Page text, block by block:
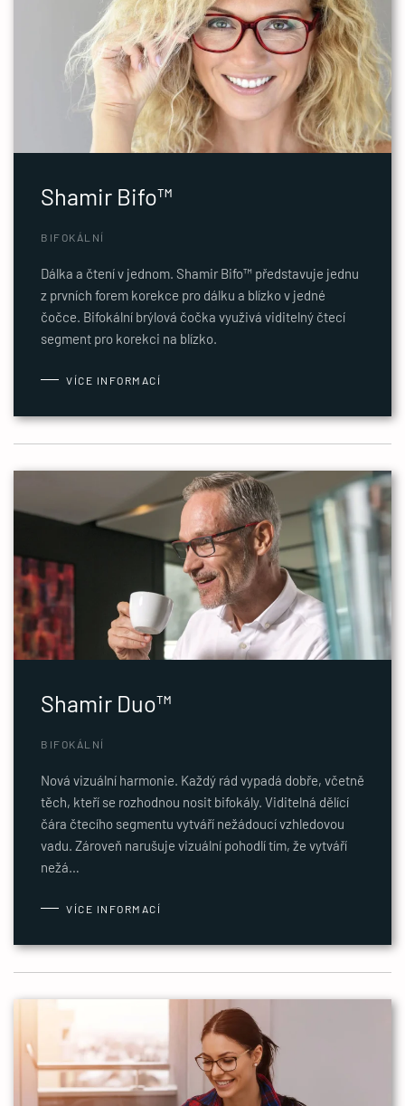
Shamir Bifo™
BIFOKÁLNÍ
Dálka a čtení v jednom. Shamir Bifo™ představuje jednu
z prvních forem korekce pro dálku a blízko v jedné
čočce. Bifokální brýlová čočka využivá viditelný čtecí
segment pro korekci na blízko.
VÍCE INFORMACÍ
Shamir Duo™
BIFOKÁLNÍ
Nová vizuální harmonie. Každý rád vypadá dobře, včetně
těch, kteří se rozhodnou nosit bifokály. Viditelná dělící
čára čtecího segmentu vytváří nežádoucí vzhledovou
vadu. Zároveň narušuje vizuální pohodlí tím, že vytváří
nežá…
VÍCE INFORMACÍ